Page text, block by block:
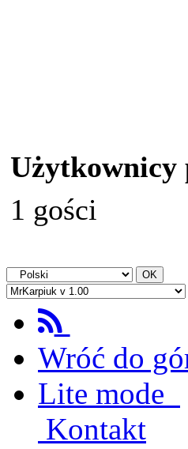
Użytkownicy
1 gości
Wróć do
Lite mode
Kontakt